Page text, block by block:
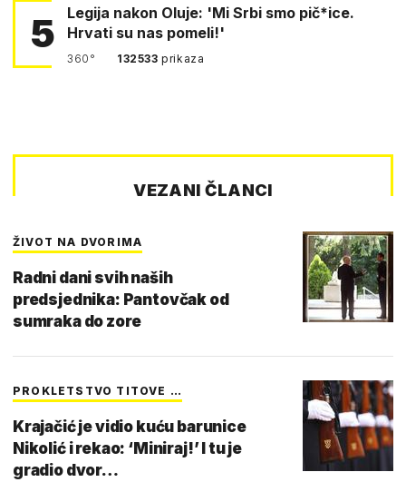
5
Legija nakon Oluje: 'Mi Srbi smo pič*ice.
Hrvati su nas pomeli!'
360° 132533prikaza
VEZANI ČLANCI
ŽIVOT NA DVORIMA
Radni dani svih naših
predsjednika: Pantovčak od
sumraka do zore
PROKLETSTVO TITOVE …
Krajačić je vidio kuću barunice
Nikolić i rekao: ‘Miniraj!’ I tu je
gradio dvor…